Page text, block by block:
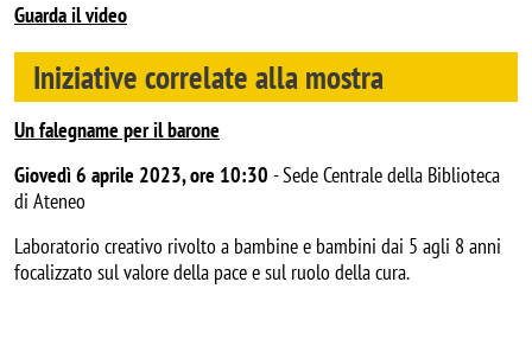
Guarda il video
Iniziative correlate alla mostra
Un falegname per il barone
Giovedì 6 aprile 2023, ore 10:30 - Sede Centrale della Biblioteca
di Ateneo
Laboratorio creativo rivolto a bambine e bambini dai 5 agli 8 anni
focalizzato sul valore della pace e sul ruolo della cura.